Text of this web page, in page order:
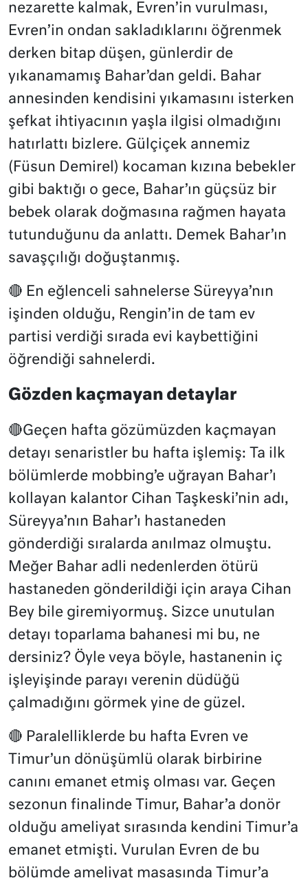
nezarette kalmak, Evren’in vurulması,
Evren’in ondan sakladıklarını öğrenmek
derken bitap düşen, günlerdir de
yıkanamamış Bahar’dan geldi. Bahar
annesinden kendisini yıkamasını isterken
şefkat ihtiyacının yaşla ilgisi olmadığını
hatırlattı bizlere. Gülçiçek annemiz
(Füsun Demirel) kocaman kızına bebekler
gibi baktığı o gece, Bahar’ın güçsüz bir
bebek olarak doğmasına rağmen hayata
tutunduğunu da anlattı. Demek Bahar’ın
savaşçılığı doğuştanmış.
🔴 En eğlenceli sahnelerse Süreyya’nın
işinden olduğu, Rengin’in de tam ev
partisi verdiği sırada evi kaybettiğini
öğrendiği sahnelerdi.
Gözden kaçmayan detaylar
🔴Geçen hafta gözümüzden kaçmayan
detayı senaristler bu hafta işlemiş: Ta ilk
bölümlerde mobbing’e uğrayan Bahar’ı
kollayan kalantor Cihan Taşkeski’nin adı,
Süreyya’nın Bahar’ı hastaneden
gönderdiği sıralarda anılmaz olmuştu.
Meğer Bahar adli nedenlerden ötürü
hastaneden gönderildiği için araya Cihan
Bey bile giremiyormuş. Sizce unutulan
detayı toparlama bahanesi mi bu, ne
dersiniz? Öyle veya böyle, hastanenin iç
işleyişinde parayı verenin düdüğü
çalmadığını görmek yine de güzel.
🔴 Paralelliklerde bu hafta Evren ve
Timur’un dönüşümlü olarak birbirine
canını emanet etmiş olması var. Geçen
sezonun finalinde Timur, Bahar’a donör
olduğu ameliyat sırasında kendini Timur’a
emanet etmişti. Vurulan Evren de bu
bölümde ameliyat masasında Timur’a